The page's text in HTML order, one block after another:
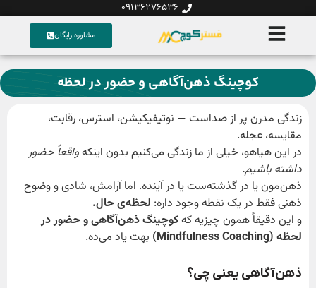
09136276536
مشاوره رایگان
کوچینگ ذهن‌آگاهی و حضور در لحظه
زندگی مدرن پر از صداست — نوتیفیکیشن، استرس، رقابت،
مقایسه، عجله.
در این هیاهو، خیلی از ما زندگی می‌کنیم بدون اینکهواقعاً حضور
داشته باشیم.
ذهن‌مون یا در گذشته‌ست یا در آینده. اما آرامش، شادی و وضوح
ذهنی فقط در یک نقطه وجود داره: لحظه‌ی حال.
و این دقیقاً همون چیزیه کهکوچینگ ذهن‌آگاهی و حضور در
لحظه (Mindfulness Coaching) بهت یاد می‌ده.
ذهن‌آگاهی یعنی چی؟